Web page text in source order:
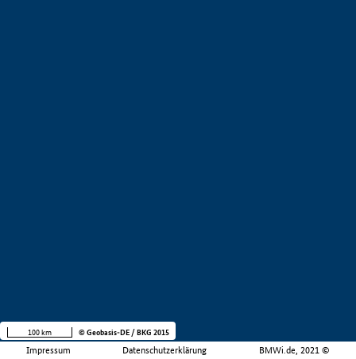
Impressum Datenschutzerklärung BMWi.de, 2021 ©
100 km © Geobasis-DE / BKG 2015